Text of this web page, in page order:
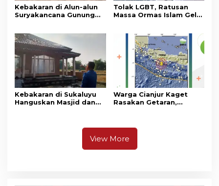
Kebakaran di Alun-alun
Suryakancana Gunung
Masih Bersiaga
Tolak LGBT, Ratusan
Massa Ormas Islam Gelar
Kebakaran di Sukaluyu
Hanguskan Masjid dan
Warga Cianjur Kaget
Rasakan Getaran,
View More